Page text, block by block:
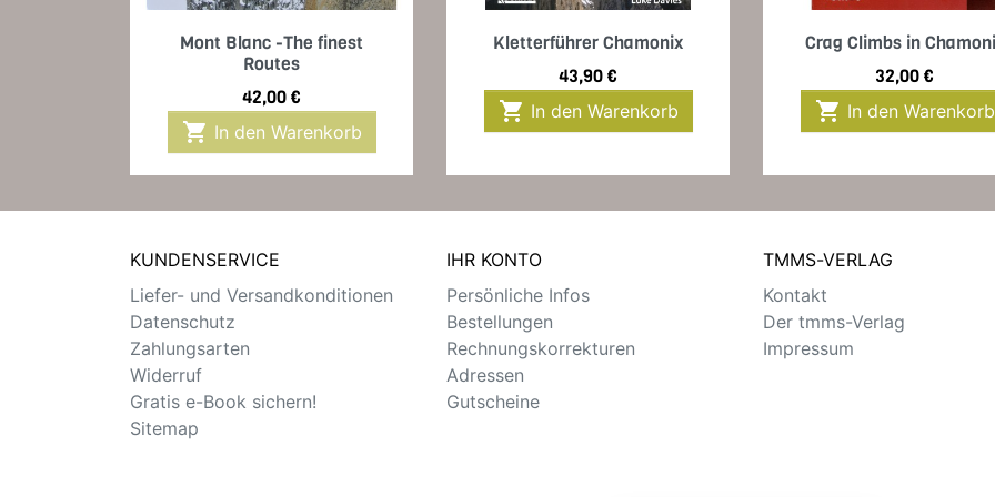
 Vorschau
Mont Blanc -The finest
Routes
Preis
42,00 €
 In den Warenkorb
Vorschau
Kletterführer Chamonix
Preis
43,90 €
 In den Warenkorb
 Vorschau
Crag Climbs in
Preis
32,00 €
 In den Warenkorb
KUNDENSERVICE
Liefer- und Versandkonditionen
Datenschutz
Zahlungsarten
Widerruf
Gratis e-Book sichern!
Sitemap
IHR KONTO
Persönliche Infos
Bestellungen
Rechnungskorrekturen
Adressen
Gutscheine
TMMS-VERLAG
Kontakt
Der tmms-Verlag
Impressum